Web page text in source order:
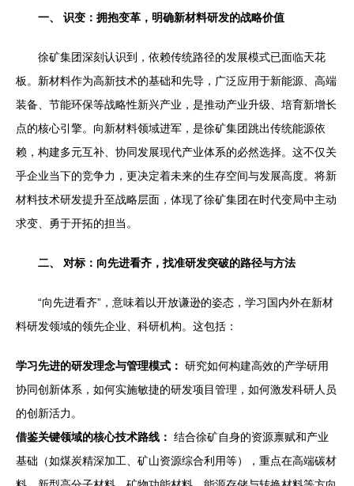
一、 识变：拥抱变革，明确新材料研发的战略价值
徐矿集团深刻认识到，依赖传统路径的发展模式已面临天花
板。新材料作为高新技术的基础和先导，广泛应用于新能源、高端
装备、节能环保等战略性新兴产业，是推动产业升级、培育新增长
点的核心引擎。向新材料领域进军，是徐矿集团跳出传统能源依
赖，构建多元互补、协同发展现代产业体系的必然选择。这不仅关
乎企业当下的竞争力，更决定着未来的生存空间与发展高度。将新
材料技术研发提升至战略层面，体现了徐矿集团在时代变局中主动
求变、勇于开拓的担当。
二、 对标：向先进看齐，找准研发突破的路径与方法
“向先进看齐”，意味着以开放谦逊的姿态，学习国内外在新材
料研发领域的领先企业、科研机构。这包括：
学习先进的研发理念与管理模式： 研究如何构建高效的产学研用
协同创新体系，如何实施敏捷的研发项目管理，如何激发科研人员
的创新活力。
借鉴关键领域的核心技术路线： 结合徐矿自身的资源禀赋和产业
基础（如煤炭精深加工、矿山资源综合利用等），重点在高端碳材